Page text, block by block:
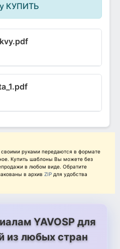
КУПИТЬ
руками передаются в формате
Купить шаблоны Вы можете без
в любом виде. Обратите
в архив ZIP для удобства
YAVOSP для
из любых стран